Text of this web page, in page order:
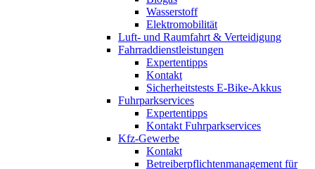
Wasserstoff
Elektromobilität
Luft- und Raumfahrt & Verteidigung
Fahrraddienstleistungen
Expertentipps
Kontakt
Sicherheitstests E-Bike-Akkus
Fuhrparkservices
Expertentipps
Kontakt Fuhrparkservices
Kfz-Gewerbe
Kontakt
Betreiberpflichtenmanagement für